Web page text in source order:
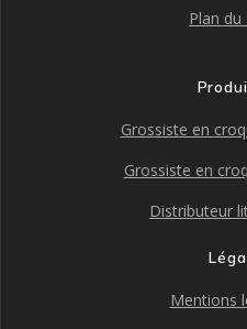
Plan du
Grossiste en
Grossiste en
Distributeur
Mentions